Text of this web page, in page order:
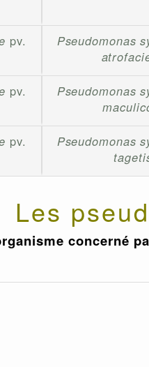
pv.
Pseudomonas
pv.
Pseudomonas
pv.
Pseudomonas
Les
concerné